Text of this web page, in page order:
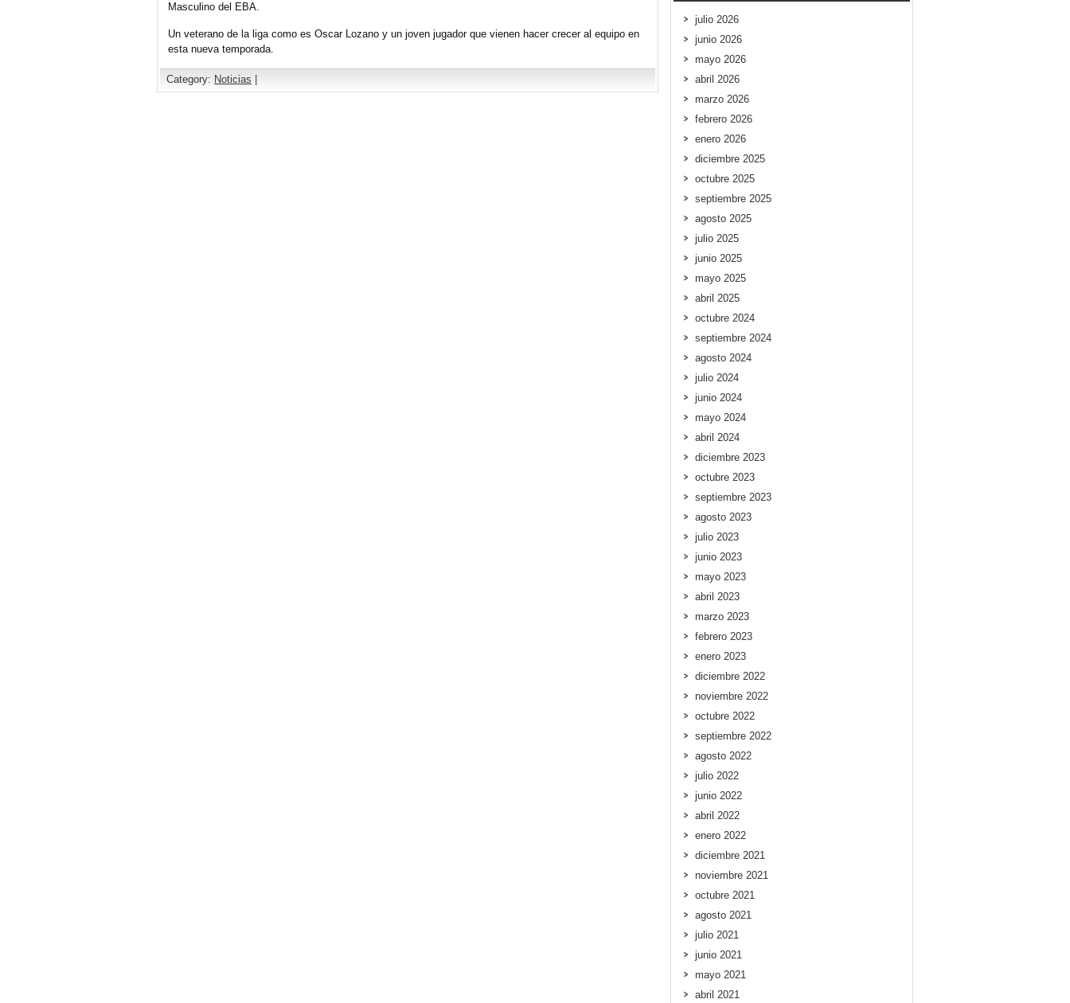
Masculino del EBA.
Un veterano de la liga como es Oscar Lozano y un joven jugador que vienen hacer crecer al equipo en
esta nueva temporada.
Category: Noticias
julio 2026
junio 2026
mayo 2026
abril 2026
marzo 2026
febrero 2026
enero 2026
diciembre 2025
octubre 2025
septiembre 2025
agosto 2025
julio 2025
junio 2025
mayo 2025
abril 2025
octubre 2024
septiembre 2024
agosto 2024
julio 2024
junio 2024
mayo 2024
abril 2024
diciembre 2023
octubre 2023
septiembre 2023
agosto 2023
julio 2023
junio 2023
mayo 2023
abril 2023
marzo 2023
febrero 2023
enero 2023
diciembre 2022
noviembre 2022
octubre 2022
septiembre 2022
agosto 2022
julio 2022
junio 2022
abril 2022
enero 2022
diciembre 2021
noviembre 2021
octubre 2021
agosto 2021
julio 2021
junio 2021
mayo 2021
abril 2021